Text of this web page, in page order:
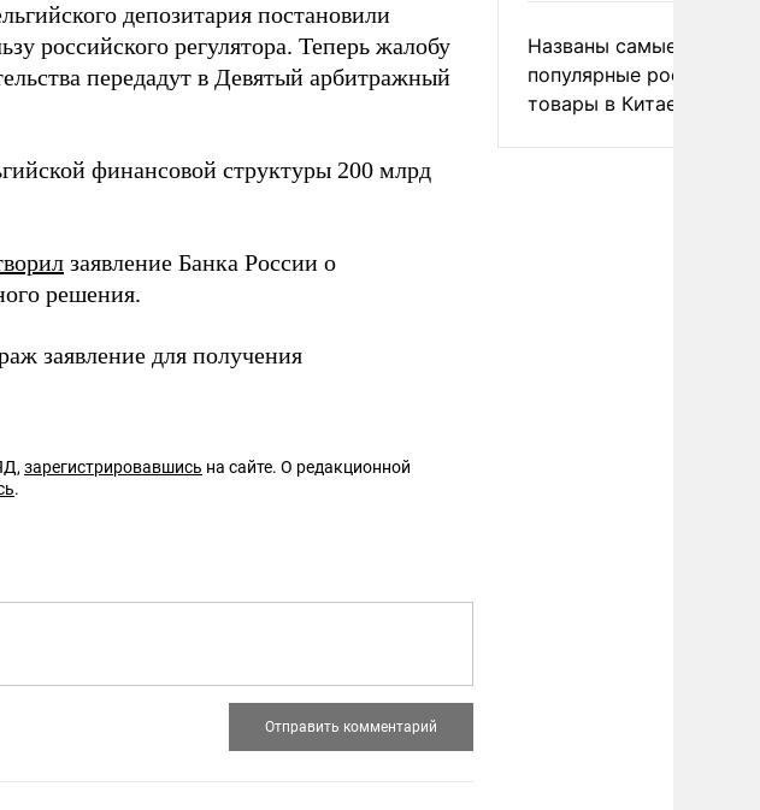
депозитария постановили
российского регулятора. Теперь жалобу
передадут в Девятый арбитражный
финансовой структуры 200 млрд
заявление Банка России о
решения.
заявление для получения
зарегистрировавшись на сайте. О редакционной
.
Названы самые
популярные российские
товары в Китае